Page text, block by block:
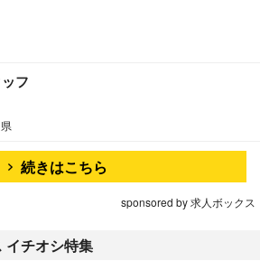
フ
続きはこちら
sponsored by 求人ボックス
イチオシ特集